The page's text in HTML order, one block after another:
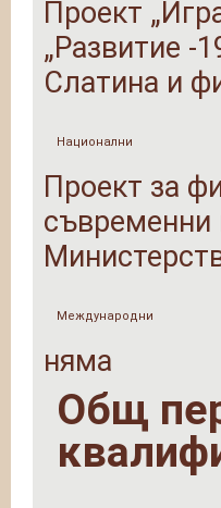
Проект
„Развитие -
Слатина и
Национални
Проект за
съвременни
Международни
няма
Общ